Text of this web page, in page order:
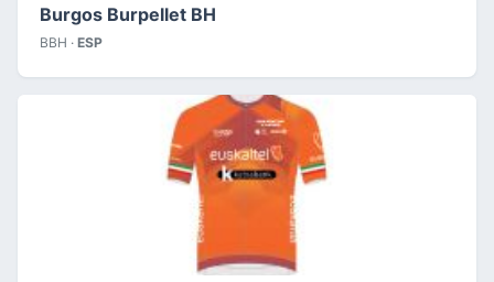
Burgos Burpellet BH
BBH · ESP